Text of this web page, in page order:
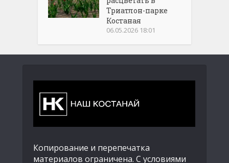
Триатлон-парке
Костаная
06.05.2026 18:01
Копирование и перепечатка
материалов ограничена. С условиями